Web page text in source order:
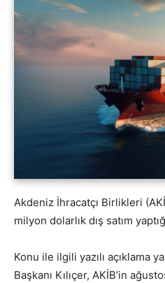
Akdeniz İhracatçı Birlikleri
milyon dolarlık dış satım
Konu ile ilgili yazılı açıklama
Başkanı Kılıçer, AKİB’in